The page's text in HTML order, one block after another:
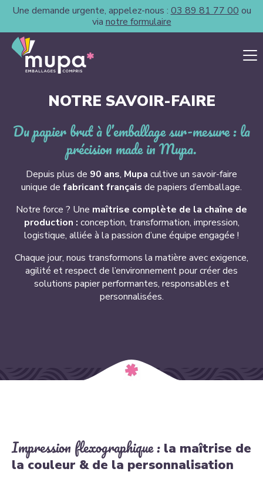
Une demande urgente, appelez-nous : 03 89 81 77 00 ou
via notre formulaire
NOTRE SAVOIR-FAIRE
Du papier brut à l’emballage sur-mesure : la
précision made in Mupa.
Depuis plus de 90 ans, Mupa cultive un savoir-faire
unique de fabricant français de papiers d’emballage.
Notre force ? Une maîtrise complète de la chaîne de
production : conception, transformation, impression,
logistique, alliée à la passion d’une équipe engagée !
Chaque jour, nous transformons la matière avec exigence,
agilité et respect de l’environnement pour créer des
solutions papier performantes, responsables et
personnalisées.
Impression flexographique : la maîtrise de
la couleur & de la personnalisation